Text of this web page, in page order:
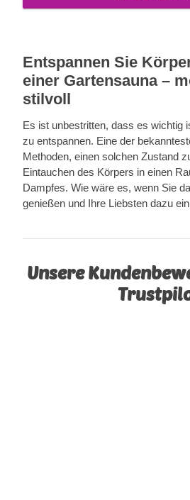
verleiht.
Entspannen Sie
einer Gartensauna –
stilvoll
Es ist unbestritten, dass es wichtig
zu entspannen. Eine der
Methoden, einen solchen Zustand
Eintauchen des Körpers in einen
Dampfes. Wie wäre es, wenn Sie
genießen und Ihre Liebsten dazu
Unsere